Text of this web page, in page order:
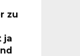
zu
ja